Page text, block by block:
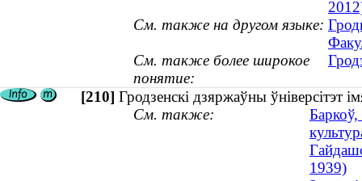
См. также на другом языке:
См. также более широкое
понятие:
[210] Гродзенскі дзяржаўны ўніверсітэт
См. также:
Баркоў,
1939)